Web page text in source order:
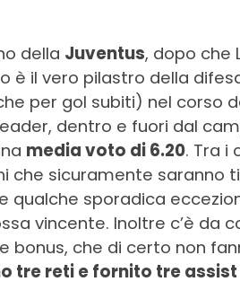
della Juventus, dopo che
è il vero pilastro della
per gol subiti) nel corso
dentro e fuori dal
media voto di 6.20. Tra i
che sicuramente saranno
sporadica
vincente. Inoltre c’è da
che di certo non
tre reti e fornito tre assist